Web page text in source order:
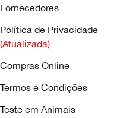
Fornecedores
Política de Privacidade
(Atualizada)
Compras Online
Termos e Condições
Teste em Animais